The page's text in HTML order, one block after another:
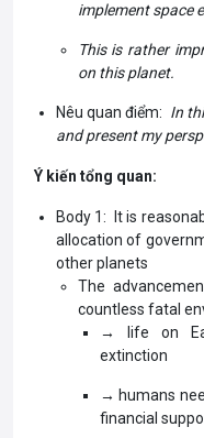
implement space
This is rather
on this planet.
Nêu quan điểm: In
and present my
Ý kiến tổng quan:
Body 1: It is
allocation of
other planets
The
countless fatal
→ life on
extinction
→ humans
financial